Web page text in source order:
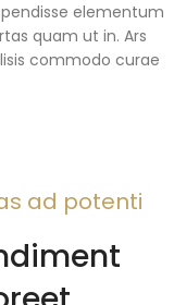
elementum
quam ut in. Ars
commodo curae
ad potenti